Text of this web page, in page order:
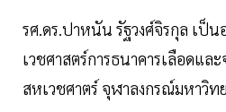
รศ.ดร.ปาหนัน รัฐวงศ์จิรกุล เป็น
เวชศาสตร์การธนาคารเลือดแ
สหเวชศาตร์ จุฬาลงกรณ์มหาวิท